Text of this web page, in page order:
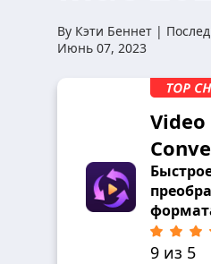
By Кэти Беннет |
Июнь 07, 2023
Video
9 из 5